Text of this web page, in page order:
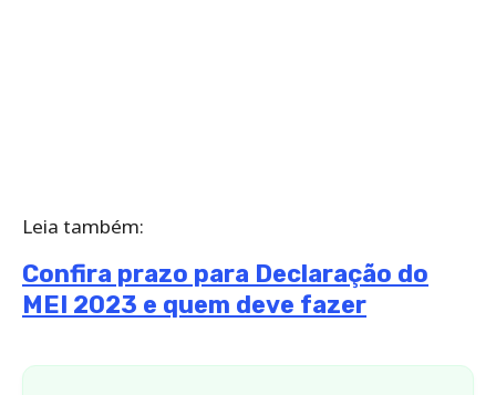
Leia também:
Confira prazo para Declaração do
MEI 2023 e quem deve fazer